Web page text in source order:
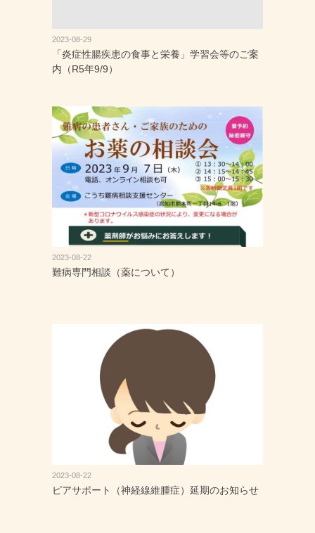
2023-08-29
「炎症性腸疾患の食事と栄養」学習会等のご案
内（R5年9/9）
2023-08-22
難病専門相談（薬について）
2023-08-22
ピアサポート（神経線維腫症）延期のお知らせ